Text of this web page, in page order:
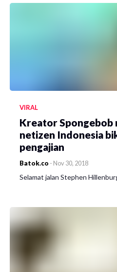
VIRAL
Kreator Spongebob
netizen Indonesia
pengajian
Batok.co - Nov 30, 2018
Selamat jalan Stephen